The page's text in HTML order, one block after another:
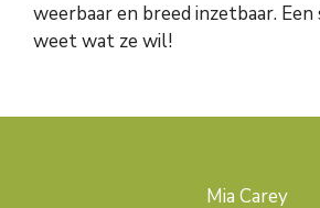
weerbaar en breed inzetbaar. Een
weet wat ze wil!
Mia Carey